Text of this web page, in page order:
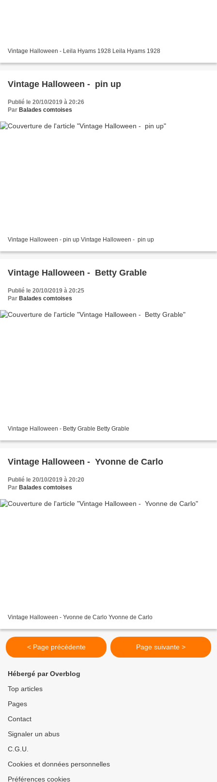
Vintage Halloween - Leila Hyams 1928 Leila Hyams 1928
Vintage Halloween - pin up
Publié le 20/10/2019 à 20:26
Par Balades comtoises
Vintage Halloween - pin up Vintage Halloween - pin up
Vintage Halloween - Betty Grable
Publié le 20/10/2019 à 20:25
Par Balades comtoises
Vintage Halloween - Betty Grable Betty Grable
Vintage Halloween - Yvonne de Carlo
Publié le 20/10/2019 à 20:20
Par Balades comtoises
Vintage Halloween - Yvonne de Carlo Yvonne de Carlo
< Page précédente Page suivante >
Hébergé par Overblog
Top articles
Pages
Contact
Signaler un abus
C.G.U.
Cookies et données personnelles
Préférences cookies